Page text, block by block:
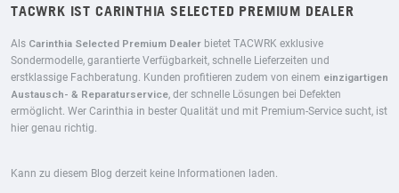
TACWRK IST CARINTHIA SELECTED PREMIUM DEALER
Als Carinthia Selected Premium Dealer bietet TACWRK exklusive
Sondermodelle, garantierte Verfügbarkeit, schnelle Lieferzeiten und
erstklassige Fachberatung. Kunden profitieren zudem von einem einzigartigen
Austausch- & Reparaturservice , der schnelle Lösungen bei Defekten
ermöglicht. Wer Carinthia in bester Qualität und mit Premium-Service sucht, ist
hier genau richtig.
Kann zu diesem Blog derzeit keine Informationen laden.